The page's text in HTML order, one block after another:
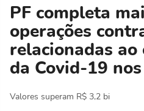
PF completa
operações
relacionadas
da Covid-19
Valores superam R$ 3,2 bi